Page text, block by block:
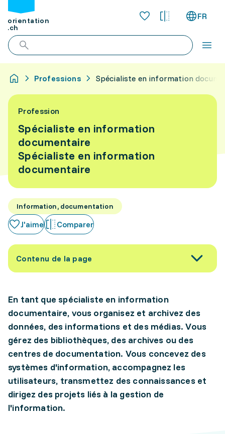
orientation
.ch
FR
Professions Spécialiste en information
Profession
Spécialiste en information
documentaire
Spécialiste en information
documentaire
Information, documentation
J'aime Comparer
Contenu de la page
En tant que spécialiste en information
documentaire, vous organisez et archivez des
données, des informations et des médias. Vous
gérez des bibliothèques, des archives ou des
centres de documentation. Vous concevez des
systèmes d'information, accompagnez les
utilisateurs, transmettez des connaissances et
dirigez des projets liés à la gestion de
l'information.